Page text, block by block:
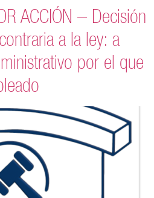
ACCIÓN – Decisión
a la ley: a
por el que